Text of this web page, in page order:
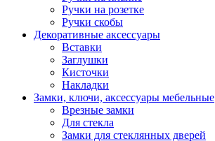
Ручки на розетке
Ручки скобы
Декоративные аксессуары
Вставки
Заглушки
Кисточки
Накладки
Замки, ключи, аксессуары мебельные
Врезные замки
Для стекла
Замки для стеклянных дверей